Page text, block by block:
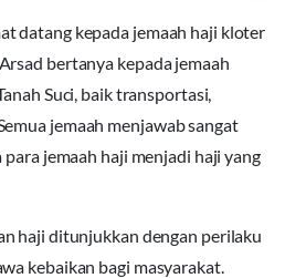
datang kepada jemaah haji kloter
bertanya kepada jemaah
Suci, baik transportasi,
jemaah menjawab sangat
para jemaah haji menjadi haji yang
haji ditunjukkan dengan perilaku
kebaikan bagi masyarakat.